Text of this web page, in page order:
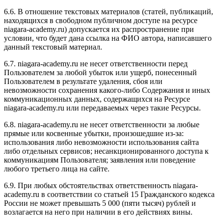
6.6. В отношение текстовых материалов (статей, публикаций,
находящихся в свободном публичном доступе на ресурсе
niagara-academy.ru) допускается их распространение при
условии, что будет дана ссылка на ФИО автора, написавшего
данный текстовый материал.
6.7. niagara-academy.ru не несет ответственности перед
Пользователем за любой убыток или ущерб, понесенный
Пользователем в результате удаления, сбоя или
невозможности сохранения какого-либо Содержания и иных
коммуникационных данных, содержащихся на Ресурсе
niagara-academy.ru или передаваемых через такие Ресурсы.
6.8. niagara-academy.ru не несет ответственности за любые
прямые или косвенные убытки, произошедшие из-за:
использования либо невозможности использования сайта
либо отдельных сервисов; несанкционированного доступа к
коммуникациям Пользователя; заявления или поведение
любого третьего лица на сайте.
6.9. При любых обстоятельствах ответственность niagara-
academy.ru в соответствии со статьей 15 Гражданского кодекса
России не может превышать 5 000 (пяти тысяч) рублей и
возлагается на него при наличии в его действиях вины.